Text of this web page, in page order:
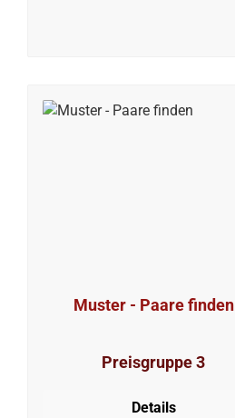
Muster - Paare finden
Preisgruppe 3
Details